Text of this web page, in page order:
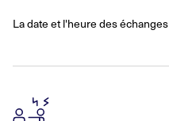
La date et l'heure des échanges